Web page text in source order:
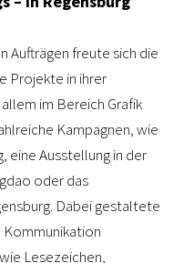
Aufträgen freute sich die
Projekte in ihrer
im Bereich Grafik
Kampagnen, wie
eine Ausstellung in der
oder das
Dabei gestaltete
Kommunikation
Lesezeichen,